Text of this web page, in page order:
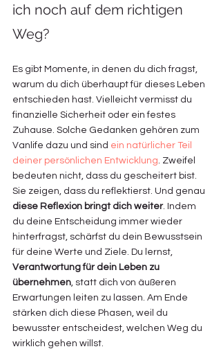
ich noch auf dem richtigen
Weg?
Es gibt Momente, in denen du dich fragst,
warum du dich überhaupt für dieses Leben
entschieden hast. Vielleicht vermisst du
finanzielle Sicherheit oder ein festes
Zuhause. Solche Gedanken gehören zum
Vanlife dazu und sind ein natürlicher Teil
deiner persönlichen Entwicklung. Zweifel
bedeuten nicht, dass du gescheitert bist.
Sie zeigen, dass du reflektierst. Und genau
diese Reflexion bringt dich weiter. Indem
du deine Entscheidung immer wieder
hinterfragst, schärfst du dein Bewusstsein
für deine Werte und Ziele. Du lernst,
Verantwortung für dein Leben zu
übernehmen, statt dich von äußeren
Erwartungen leiten zu lassen. Am Ende
stärken dich diese Phasen, weil du
bewusster entscheidest, welchen Weg du
wirklich gehen willst.